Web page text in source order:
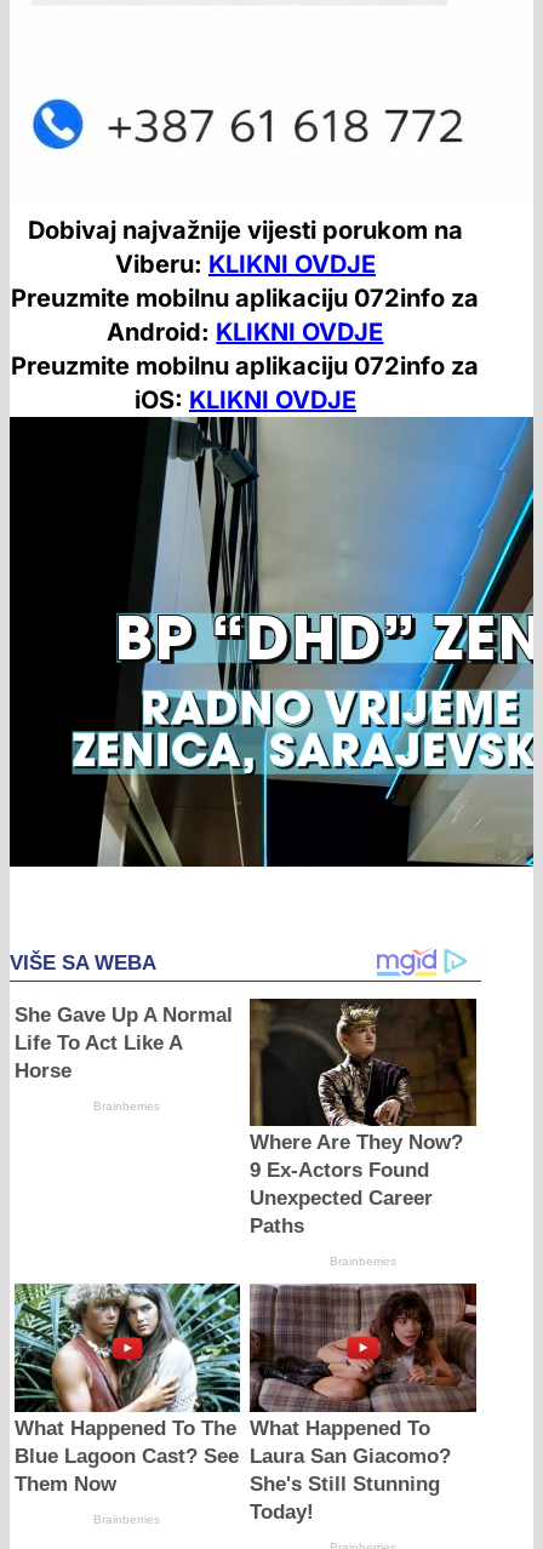
Dobivaj najvažnije vijesti porukom na
Viberu: KLIKNI OVDJE
Preuzmite mobilnu aplikaciju 072info za
Android: KLIKNI OVDJE
Preuzmite mobilnu aplikaciju 072info za
iOS: KLIKNI OVDJE